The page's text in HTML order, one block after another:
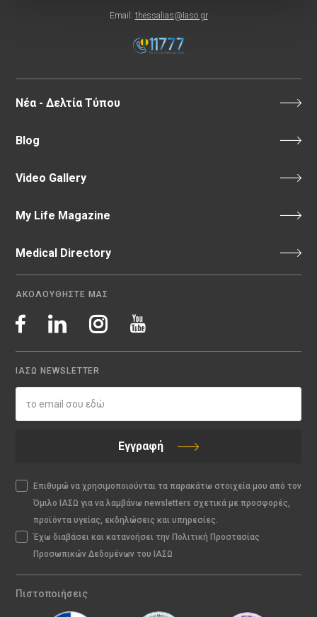
Email: thessalias@Iaso.gr
Νέα - Δελτία Τύπου
Blog
Video Gallery
My Life Magazine
Medical Directory
ΑΚΟΛΟΥΘΗΣΤΕ ΜΑΣ
ΙΑΣΩ NEWSLETTER
Εγγραφή
Επιθυμώ να χρησιμοποιούνται τα παρακάτω στοιχεία μου από τον
Όμιλο ΙΑΣΩ για να λαμβάνω newsletters σχετικά με προσφορές,
προϊόντα υγείας, εκδηλώσεις και υπηρεσίες.
Έχω διαβάσει και κατανοήσει την Πολιτική Προστασίας
Προσωπικών Δεδομένων του ΙΑΣΩ
Πιστοποιήσεις